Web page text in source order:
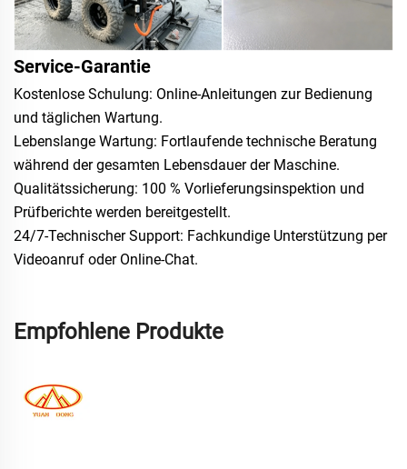
Service-Garantie
Kostenlose Schulung: Online-Anleitungen zur Bedienung
und täglichen Wartung.
Lebenslange Wartung: Fortlaufende technische Beratung
während der gesamten Lebensdauer der Maschine.
Qualitätssicherung: 100 % Vorlieferungsinspektion und
Prüfberichte werden bereitgestellt.
24/7-Technischer Support: Fachkundige Unterstützung per
Videoanruf oder Online-Chat.
Empfohlene Produkte